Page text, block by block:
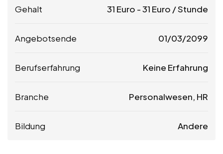
Gehalt 31 Euro -31 Euro / Stunde
Angebotsende 01/03/2099
Berufserfahrung Keine Erfahrung
Branche Personalwesen, HR
Bildung Andere